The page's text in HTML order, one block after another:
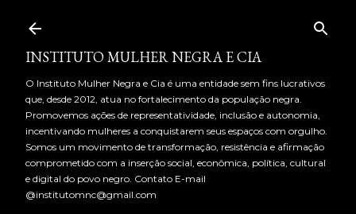
INSTITUTO MULHER NEGRA E CIA
O Instituto Mulher Negra e Cia é uma entidade sem fins lucrativos
que, desde 2012, atua no fortalecimento da população negra.
Promovemos ações de representatividade, inclusão e autonomia,
incentivando mulheres a conquistarem seus espaços com orgulho.
Somos um movimento de transformação, resistência e afirmação
comprometido com a inserção social, econômica, política, cultural
e digital do povo negro. Contato E-mail
@institutomnc@gmail.com